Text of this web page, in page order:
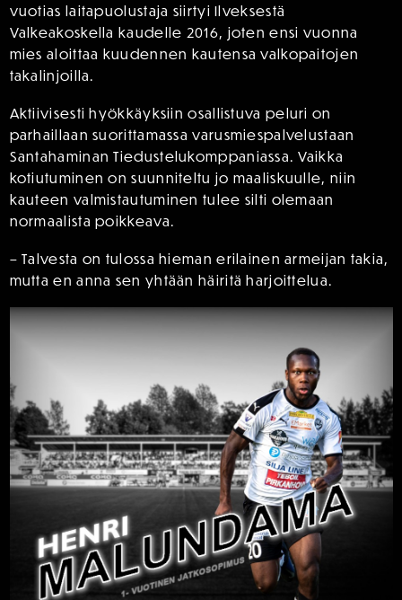
vuotias laitapuolustaja siirtyi Ilveksestä
Valkeakoskella kaudelle 2016, joten ensi vuonna
mies aloittaa kuudennen kautensa valkopaitojen
takalinjoilla.
Aktiivisesti hyökkäyksiin osallistuva peluri on
parhaillaan suorittamassa varusmiespalvelustaan
Santahaminan Tiedustelukomppaniassa. Vaikka
kotiutuminen on suunniteltu jo maaliskuulle, niin
kauteen valmistautuminen tulee silti olemaan
normaalista poikkeava.
– Talvesta on tulossa hieman erilainen armeijan takia,
mutta en anna sen yhtään häiritä harjoittelua.